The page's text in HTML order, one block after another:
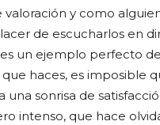
valoración y como
de escucharlos en
un ejemplo perfecto
haces, es imposible
una sonrisa de
intenso, que hace